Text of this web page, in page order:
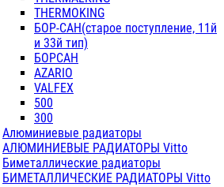
THERMOKING
БОР-САН(старое поступление, 11й
и 33й тип)
БОРСАН
AZARIO
VALFEX
500
300
Алюминиевые радиаторы
АЛЮМИНИЕВЫЕ РАДИАТОРЫ Vitto
Биметаллические радиаторы
БИМЕТАЛЛИЧЕСКИЕ РАДИАТОРЫ Vitto